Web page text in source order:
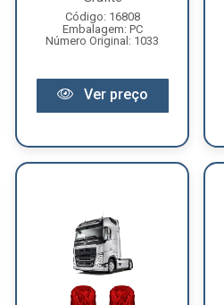
Código: 16808
Embalagem: PC
Número Original: 1033
Ver preço